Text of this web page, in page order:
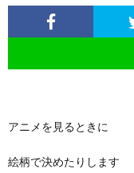
アニメを見るときに
絵柄で決めたりします